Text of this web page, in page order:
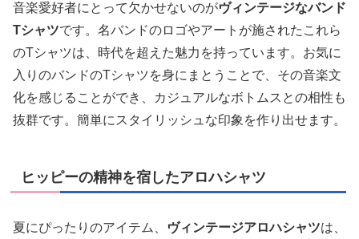
音楽愛好者にとって欠かせないのがヴィンテージなバンド
Tシャツです。名バンドのロゴやアートが施されたこれら
のTシャツは、時代を超えた魅力を持っています。お気に
入りのバンドのTシャツを身にまとうことで、その音楽文
化を感じることができ、カジュアルなボトムスとの相性も
抜群です。簡単にスタイリッシュな印象を作り出せます。
ヒッピーの精神を宿したアロハシャツ
夏にぴったりのアイテム、 ヴィンテージアロハシャツは、